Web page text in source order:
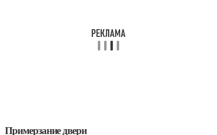
Примерзание двери